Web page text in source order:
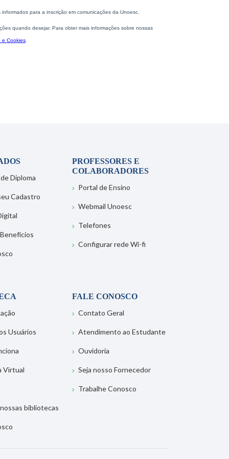
Diploma
Cadastro
PROFESSORES E
COLABORADORES
Portal de Ensino
Webmail Unoesc
Telefones
Configurar rede Wi-fi
Usuários
Virtual
bibliotecas
FALE CONOSCO
Contato Geral
Atendimento ao Estudante
Ouvidoria
Seja nosso Fornecedor
Trabalhe Conosco